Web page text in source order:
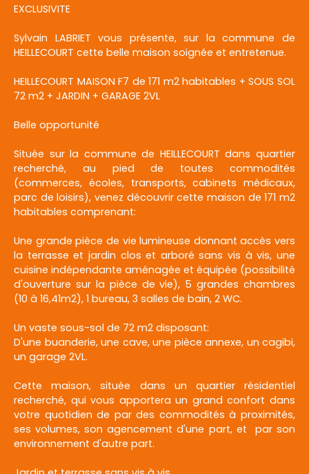
EXCLUSIVITE
Sylvain LABRIET vous présente, sur la commune de
HEILLECOURT cette belle maison soignée et entretenue.
HEILLECOURT MAISON F7 de 171 m2 habitables + SOUS SOL
72 m2 + JARDIN + GARAGE 2VL
Belle opportunité
Située sur la commune de HEILLECOURT dans quartier
recherché, au pied de toutes commodités
(commerces, écoles, transports, cabinets médicaux,
parc de loisirs), venez découvrir cette maison de 171 m2
habitables comprenant:
Une grande pièce de vie lumineuse donnant accès vers
la terrasse et jardin clos et arboré sans vis à vis, une
cuisine indépendante aménagée et équipée (possibilité
d'ouverture sur la pièce de vie), 5 grandes chambres
(10 à 16,41m2), 1 bureau, 3 salles de bain, 2 WC.
Un vaste sous-sol de 72 m2 disposant:
D'une buanderie, une cave, une pièce annexe, un cagibi,
un garage 2VL.
Cette maison, située dans un quartier résidentiel
recherché, qui vous apportera un grand confort dans
votre quotidien de par des commodités à proximités,
ses volumes, son agencement d'une part, et par son
environnement d'autre part.